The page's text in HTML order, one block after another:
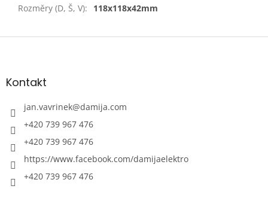
Rozměry (D, Š, V): 118x118x42mm
Z
aKontakt
jan.vavrinek@damija.com
+420 739 967 476
+420 739 967 476
https://www.facebook.com/damijaelektro
+420 739 967 476